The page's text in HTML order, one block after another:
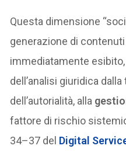
Questa dimensione
generazione di
immediatamente
dell’analisi giuridica
dell’autorialità, alla
fattore di rischio
34–37 del Digital